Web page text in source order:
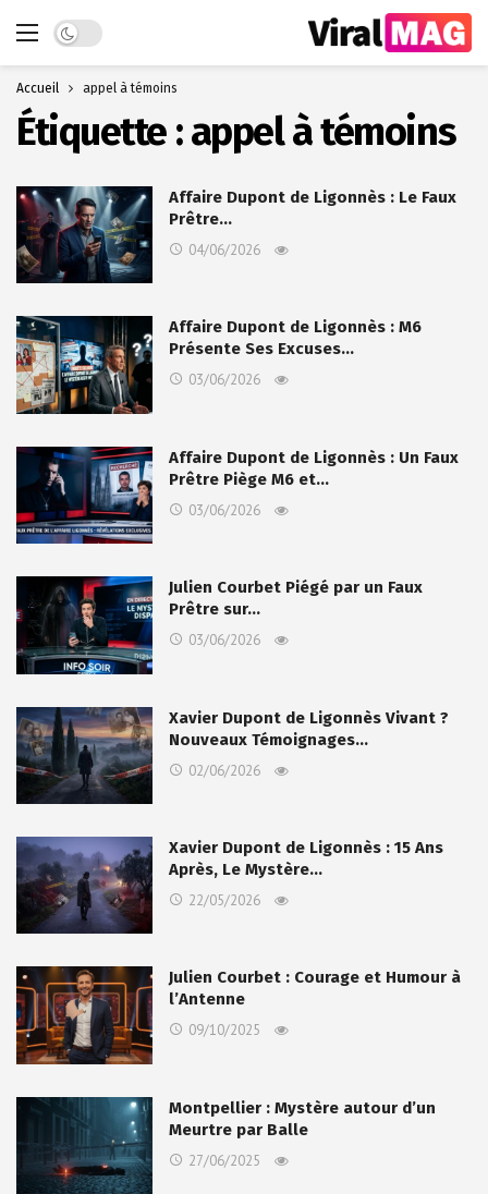
Dark mode
Accueil appel à témoins
Étiquette :appel à témoins
Affaire Dupont de Ligonnès : Le Faux
Prêtre…
04/06/2026
Affaire Dupont de Ligonnès : M6
Présente Ses Excuses…
03/06/2026
Affaire Dupont de Ligonnès : Un Faux
Prêtre Piège M6 et…
03/06/2026
Julien Courbet Piégé par un Faux
Prêtre sur…
03/06/2026
Xavier Dupont de Ligonnès Vivant ?
Nouveaux Témoignages…
02/06/2026
Xavier Dupont de Ligonnès : 15 Ans
Après, Le Mystère…
22/05/2026
Julien Courbet : Courage et Humour à
l’Antenne
09/10/2025
Montpellier : Mystère autour d’un
Meurtre par Balle
27/06/2025